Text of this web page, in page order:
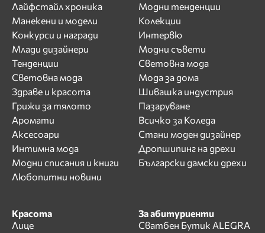
Лайфстайл хроника
Манекени и модели
Конкурси и награди
Млади дизайнери
Тенденции
Световна мода
Здраве и красота
Грижи за тялото
Аромати
Аксесоари
Интимна мода
Модни списания и книги
Любопитни новини
Модни тенденции
Колекции
Интервю
Модни съвети
Световна мода
Мода за дома
Шивашка индустрия
Пазаруване
Всичко за Коледа
Стани моден дизайнер
Дропшипинг на дрехи
Български дамски дрехи
Красота
Лице
За абитуриенти
Сватбен Бутик ALEGRA